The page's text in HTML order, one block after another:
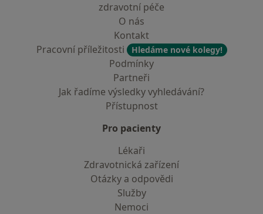
zdravotní péče
O nás
Kontakt
Pracovní příležitosti
Hledáme nové kolegy!
Podmínky
Partneři
Jak řadíme výsledky vyhledávání?
Přístupnost
Pro pacienty
Lékaři
Zdravotnická zařízení
Otázky a odpovědi
Služby
Nemoci